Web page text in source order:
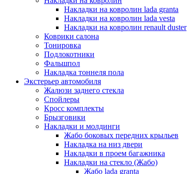
Накладки на ковролин lada granta
Накладки на ковролин lada vesta
Накладки на ковролин renault duster
Коврики салона
Тонировка
Подлокотники
Фальшпол
Накладка тоннеля пола
Экстерьер автомобиля
Жалюзи заднего стекла
Спойлеры
Кросс комплекты
Брызговики
Накладки и молдинги
Жабо боковых передних крыльев
Накладка на низ двери
Накладки в проем багажника
Накладки на стекло (Жабо)
Жабо lada granta